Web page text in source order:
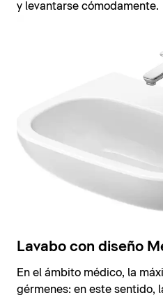
y levantarse cómodamente.
Lavabo con diseño
En el ámbito médico, la
gérmenes: en este sentido,